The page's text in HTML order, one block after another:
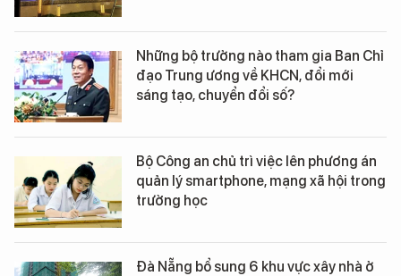
Những bộ trưởng nào tham gia Ban Chỉ
đạo Trung ương về KHCN, đổi mới
sáng tạo, chuyển đổi số?
Bộ Công an chủ trì việc lên phương án
quản lý smartphone, mạng xã hội trong
trường học
Đà Nẵng bổ sung 6 khu vực xây nhà ở